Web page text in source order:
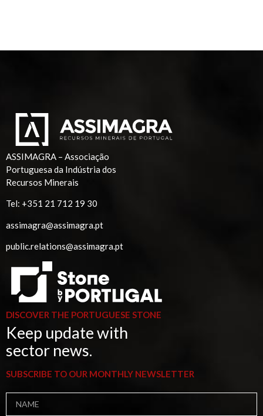
ASSIMAGRA – Associação
Portuguesa da Indústria dos
Recursos Minerais
Tel: +351 21 712 19 30
assimagra@assimagra.pt
public.relations@assimagra.pt
DISCOVER THE PORTUGUESE STONE
Keep update with
sector news.
SUBSCRIBE TO OUR MONTHLY NEWSLETTER